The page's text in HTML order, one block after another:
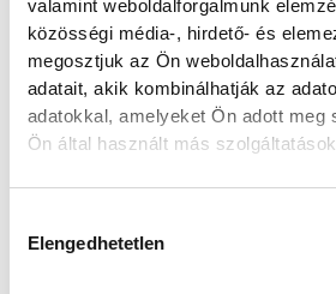
valamint weboldalforgalmunk
közösségi média-, hirdető- és
megosztjuk az Ön
adatait, akik kombinálhatják az
adatokkal, amelyeket Ön adott meg
Ön által használt más
Elengedhetetlen
üzemállapotban van,
eredetileg nem
A Tisza-frakció
államfőválasztás